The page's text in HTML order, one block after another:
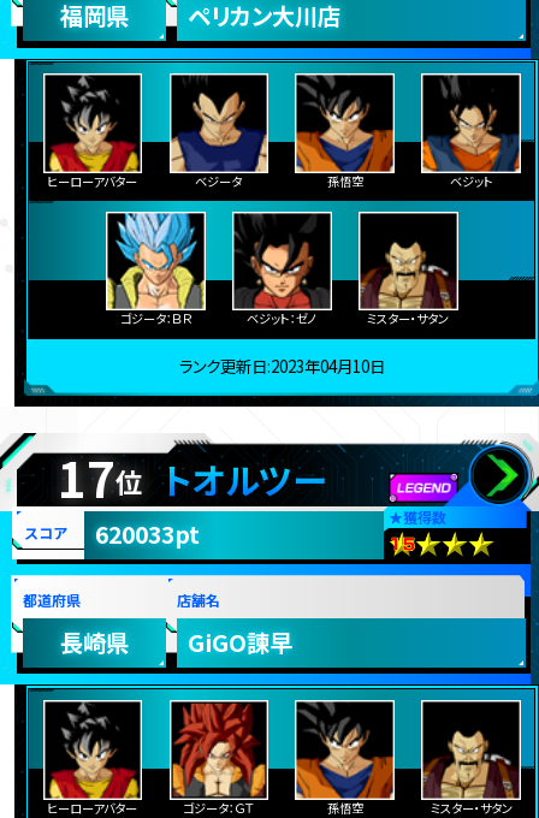
福岡県 ペリカン大川店
ヒーローアバター ベジータ 孫悟空 ベジット
ゴジータ：ＢＲ ベジット：ゼノ ミスター・サタン
ランク更新日:2023年04月10日
17位 トオルツー
★獲得数
スコア 620033pt
都道府県
長崎県
店舗名
GiGO諫早
ヒーローアバター ゴジータ：ＧＴ 孫悟空 ミスター・サタン